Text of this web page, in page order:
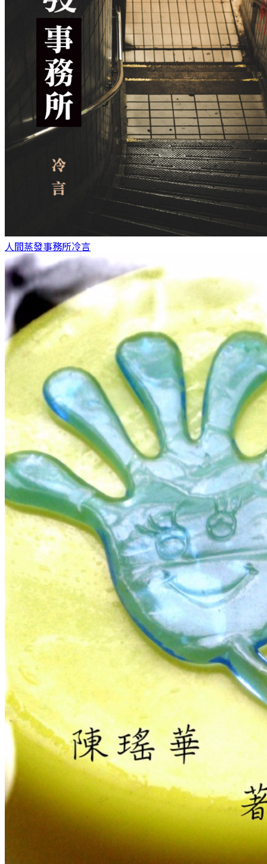
人間蒸發事務所冷言